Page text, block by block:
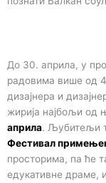
До 30. априла, у
радовима више од
дизајнера и
жирија најбољи од
априла. Љубитељи
Фестивал
просторима, па ће
едукативне драме,